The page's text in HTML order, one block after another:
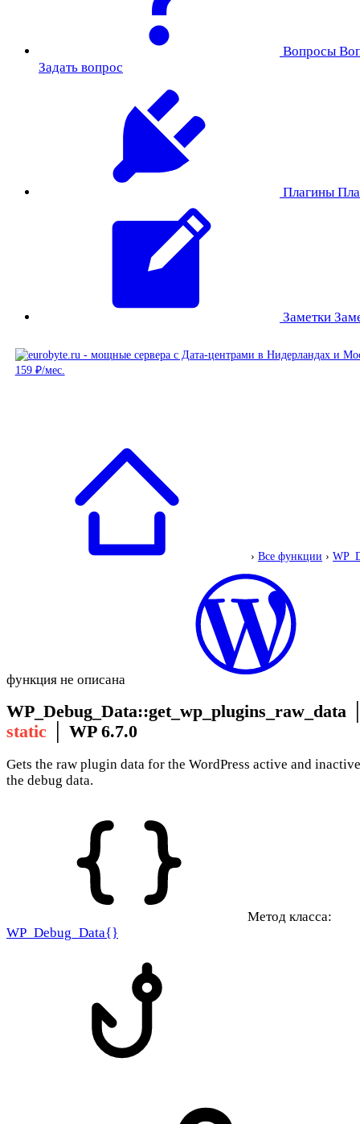
Вопросы
Задать вопрос
Плагины
Заметки
› Все функции ›
функция не описана
WP_Debug_Data::get_wp_plugins_raw_data
static
WP 6.7.0
Gets the raw plugin data for the WordPress active and
the debug data.
Метод класса:
WP_Debug_Data{}